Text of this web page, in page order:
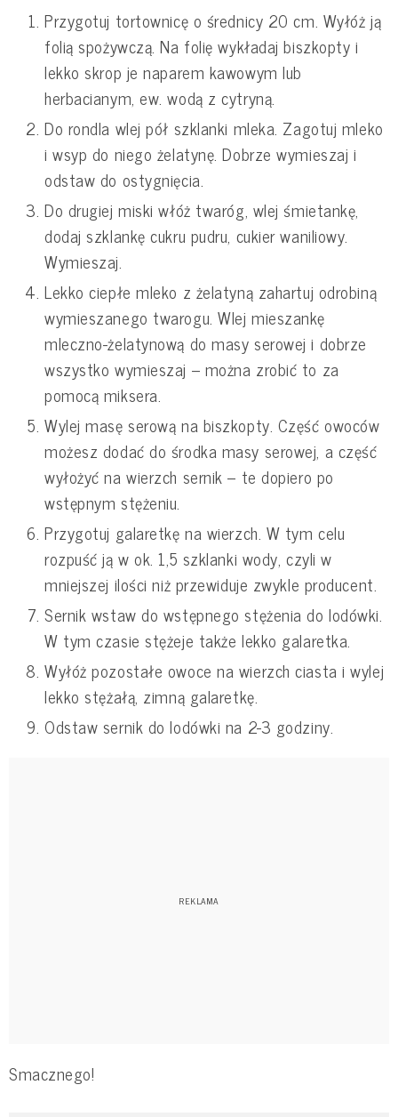
Przygotuj tortownicę o średnicy 20 cm. Wyłóż ją
folią spożywczą. Na folię wykładaj biszkopty i
lekko skrop je naparem kawowym lub
herbacianym, ew. wodą z cytryną.
Do rondla wlej pół szklanki mleka. Zagotuj mleko
i wsyp do niego żelatynę. Dobrze wymieszaj i
odstaw do ostygnięcia.
Do drugiej miski włóż twaróg, wlej śmietankę,
dodaj szklankę cukru pudru, cukier waniliowy.
Wymieszaj.
Lekko ciepłe mleko z żelatyną zahartuj odrobiną
wymieszanego twarogu. Wlej mieszankę
mleczno-żelatynową do masy serowej i dobrze
wszystko wymieszaj – można zrobić to za
pomocą miksera.
Wylej masę serową na biszkopty. Część owoców
możesz dodać do środka masy serowej, a część
wyłożyć na wierzch sernik – te dopiero po
wstępnym stężeniu.
Przygotuj galaretkę na wierzch. W tym celu
rozpuść ją w ok. 1,5 szklanki wody, czyli w
mniejszej ilości niż przewiduje zwykle producent.
Sernik wstaw do wstępnego stężenia do lodówki.
W tym czasie stężeje także lekko galaretka.
Wyłóż pozostałe owoce na wierzch ciasta i wylej
lekko stężałą, zimną galaretkę.
Odstaw sernik do lodówki na 2-3 godziny.
Smacznego!